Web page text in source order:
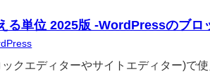
る単位 2025版 -WordPressのブロ
クエディターやサイトエディター)で